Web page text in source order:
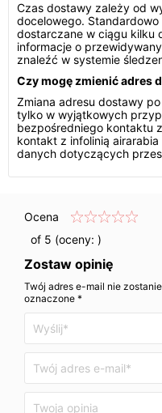
Czas dostawy zależy od
docelowego. Standardowo
dostarczane w ciągu kilku
informacje o
znaleźć w systemie
Czy mogę zmienić adres
Zmiana adresu dostawy
tylko w wyjątkowych
bezpośredniego kontaktu
kontakt z infolinią
danych dotyczących
Ocena
of 5 (oceny: )
Zostaw opinię
Twój adres e-mail nie
oznaczone *